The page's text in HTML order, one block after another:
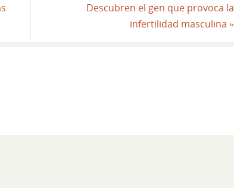
Descubren el gen que provoca la
infertilidad masculina »